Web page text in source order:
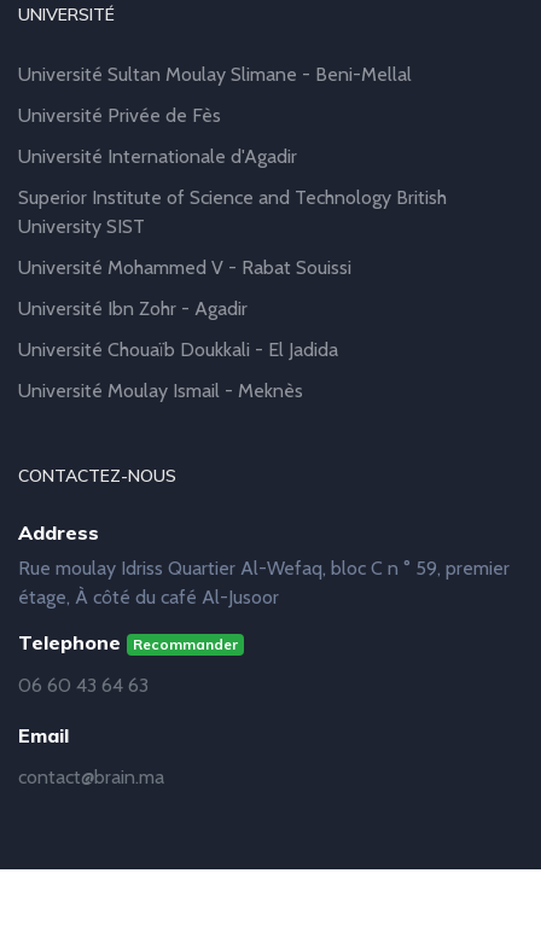
UNIVERSITÉ
Université Sultan Moulay Slimane - Beni-Mellal
Université Privée de Fès
Université Internationale d'Agadir
Superior Institute of Science and Technology British
University SIST
Université Mohammed V - Rabat Souissi
Université Ibn Zohr - Agadir
Université Chouaïb Doukkali - El Jadida
Université Moulay Ismail - Meknès
CONTACTEZ-NOUS
Address
Rue moulay Idriss Quartier Al-Wefaq, bloc C n ° 59, premier
étage, À côté du café Al-Jusoor
Telephone Recommander
06 60 43 64 63
Email
contact@brain.ma